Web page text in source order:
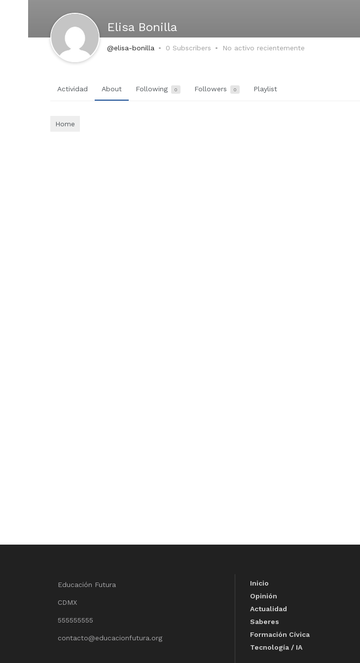
Elisa Bonilla
@elisa-bonilla 0 Subscribers No activo recientemente
Actividad About Following 0 Followers 0 Playlist
Home
Educación Futura
CDMX
555555555
contacto@educacionfutura.org
Inicio
Opinión
Actualidad
Saberes
Formación Cívica
Tecnología / IA